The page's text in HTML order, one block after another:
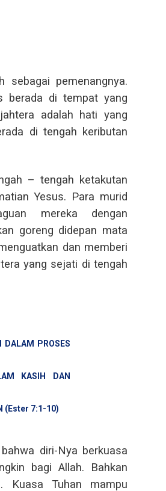
sebagai pemenangnya.
berada di tempat yang
adalah hati yang
di tengah keributan
– tengah ketakutan
Yesus. Para murid
mereka dengan
goreng didepan mata
dan memberi
yang sejati di tengah
DALAM PROSES
KASIH DAN
(Ester 7:1-10)
diri-Nya berkuasa
bagi Allah. Bahkan
Kuasa Tuhan mampu